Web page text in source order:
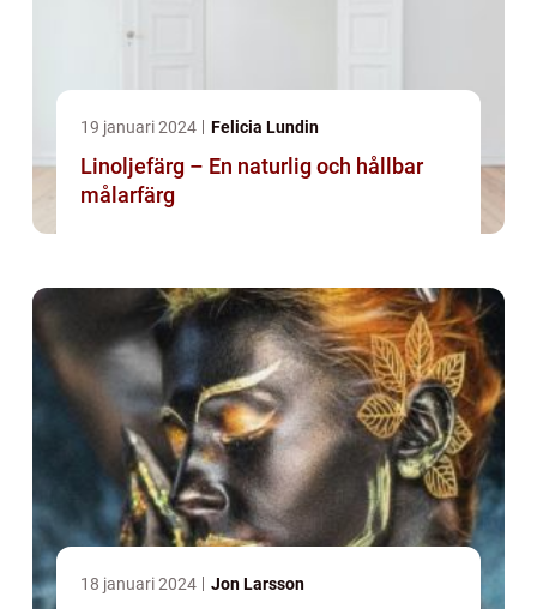
19 januari 2024 Felicia Lundin
Linoljefärg – En naturlig och hållbar
målarfärg
18 januari 2024 Jon Larsson